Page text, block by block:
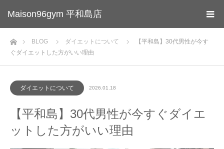
Maison96gym 平和島店
ホームBLOG ダイエットについて
【平和島】30代男性が今す
ぐダイエットした方がいい理由
ダイエットについて 2026.01.18
【平和島】30代男性が今すぐダイエ
ットした方がいい理由